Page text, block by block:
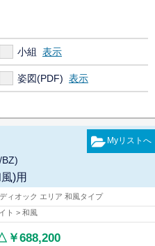
小組
姿図(PDF)
BZ)
和風)用
用照明 > LEDポールライト > レディオック エリア 和風タイプ
公園・街路用照明 > LEDランプ用ポールライト > 和風
￥688,200